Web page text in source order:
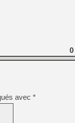
[GK] Agenda - GeForce
[LS] [PS5] ps5-y2jb-
Pourquoi Marvel
[GK] Test : Restory : Chill
[GK] GTA 6 : Rockstar
[GK] Hot Wheels Infinite
[GK] Mémoire cash -
Résultats Nintendo :
[GK] Déjà des
0
avec *